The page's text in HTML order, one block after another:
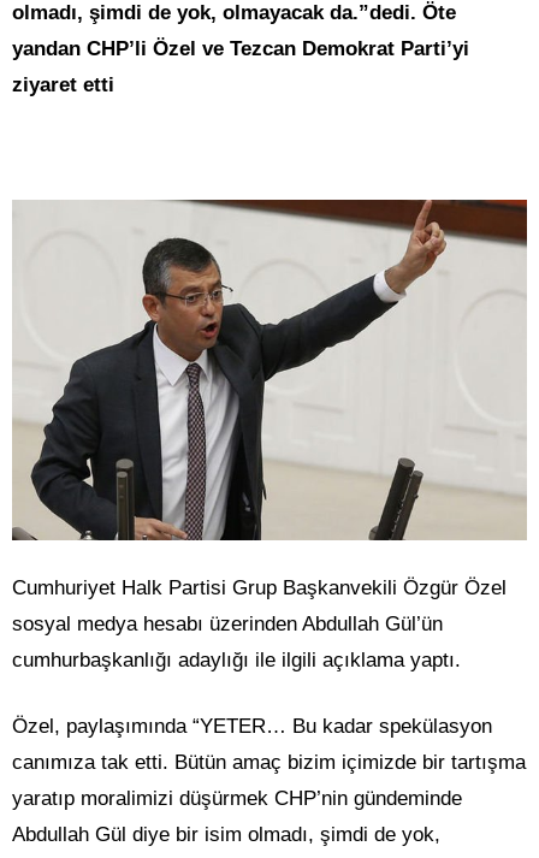
olmadı, şimdi de yok, olmayacak da.”dedi. Öte
yandan CHP’li Özel ve Tezcan Demokrat Parti’yi
ziyaret etti
Cumhuriyet Halk Partisi Grup Başkanvekili Özgür Özel
sosyal medya hesabı üzerinden Abdullah Gül’ün
cumhurbaşkanlığı adaylığı ile ilgili açıklama yaptı.
Özel, paylaşımında “YETER… Bu kadar spekülasyon
canımıza tak etti. Bütün amaç bizim içimizde bir tartışma
yaratıp moralimizi düşürmek CHP’nin gündeminde
Abdullah Gül diye bir isim olmadı, şimdi de yok,